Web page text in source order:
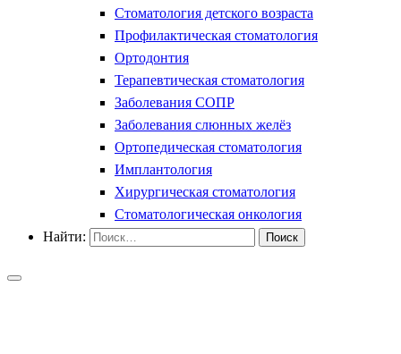
Стоматология детского возраста
Профилактическая стоматология
Ортодонтия
Терапевтическая стоматология
Заболевания СОПР
Заболевания слюнных желёз
Ортопедическая стоматология
Имплантология
Хирургическая стоматология
Стоматологическая онкология
Найти: